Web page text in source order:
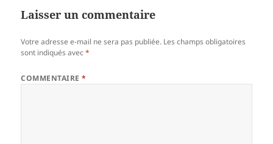
Laisser un commentaire
Votre adresse e-mail ne sera pas publiée. Les champs obligatoires
sont indiqués avec*
COMMENTAIRE*